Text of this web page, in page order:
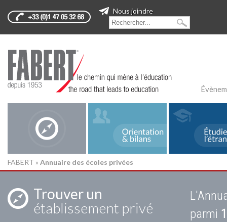
Nous joindre
FABERT » Annuaire des écoles privées
Trouver un
établissement privé
parmi